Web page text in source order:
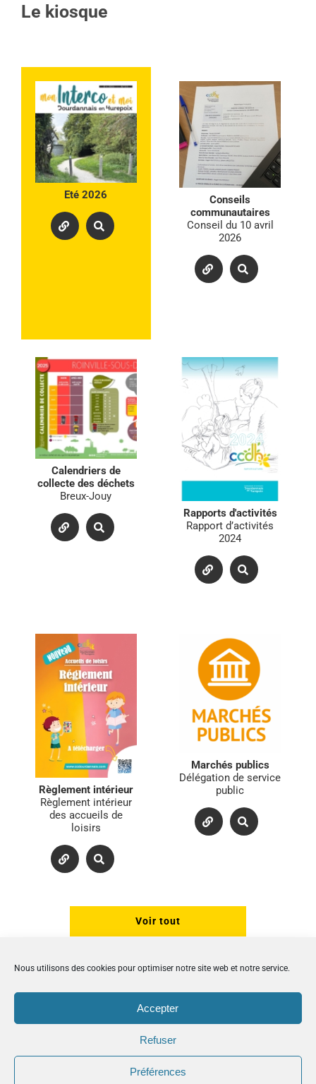
Nous utilisons des cookies pour optimiser notre site web et notre service.
Accepter
Refuser
Préférences
Le kiosque
Eté 2026
Conseils
communautaires
Conseil du 10 avril
2026
Calendriers de
collecte des déchets
Breux-Jouy
Rapports d'activités
Rapport d’activités
2024
Règlement intérieur
Règlement intérieur
des accueils de
loisirs
Marchés publics
Délégation de service
public
Voir tout